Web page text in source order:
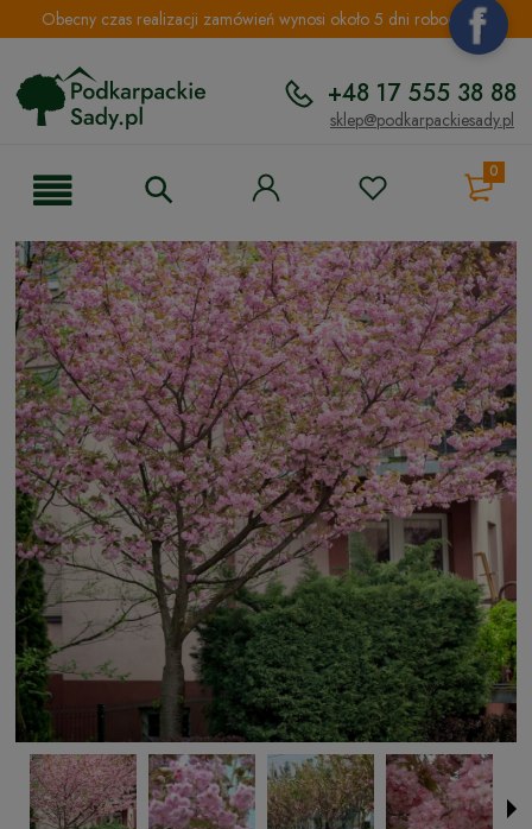
Obecny czas realizacji zamówień wynosi około 5 dni roboczych.
+48 17 555 38 88
sklep@podkarpackiesady.pl
0